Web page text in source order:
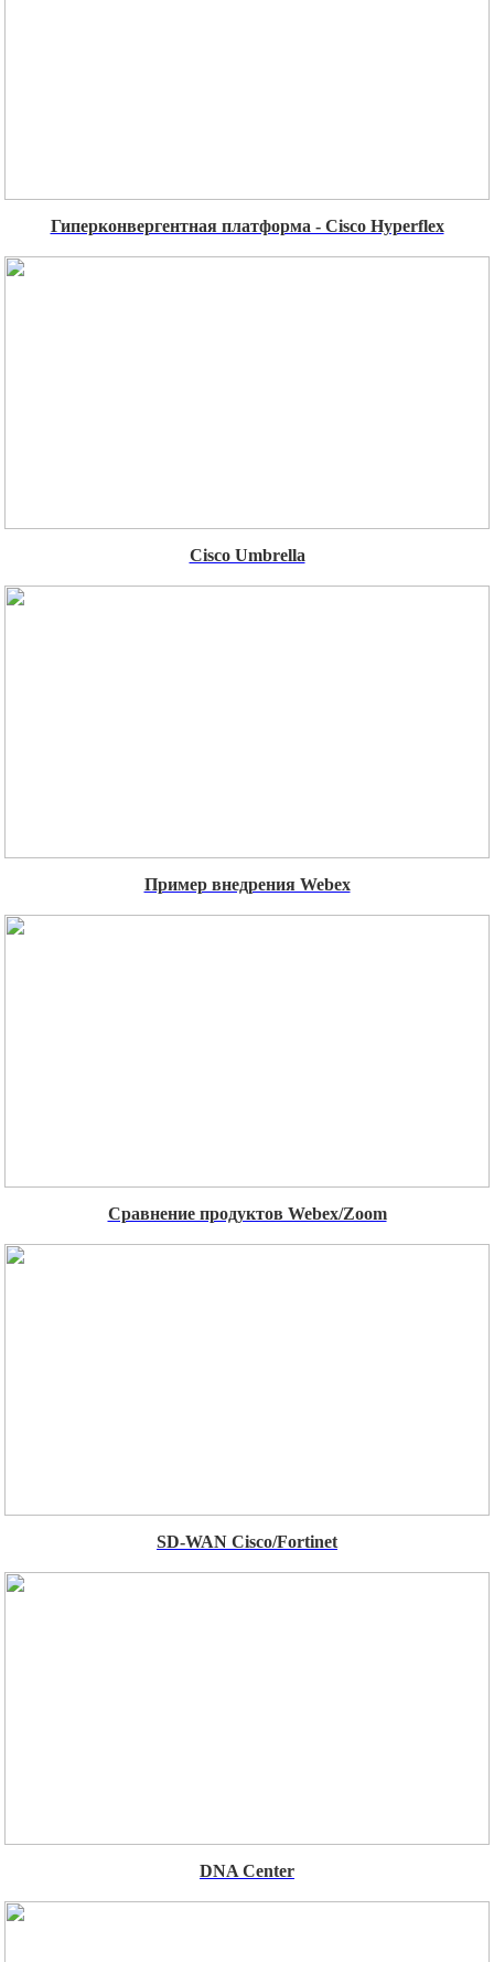
Гиперконвергентная платформа - Cisco Hyperflex
Cisco Umbrella
Пример внедрения Webex
Сравнение продуктов Webex/Zoom
SD-WAN Cisco/Fortinet
DNA Center